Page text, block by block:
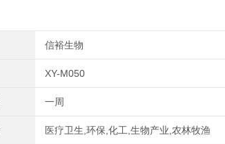
信裕生物
XY-M050
一周
医疗卫生,环保,化工,生物产业,农林牧渔